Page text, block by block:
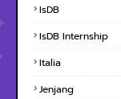
IsDB
IsDB Internship
Italia
Jenjang